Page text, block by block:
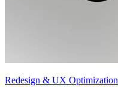
Redesign & UX Optimization